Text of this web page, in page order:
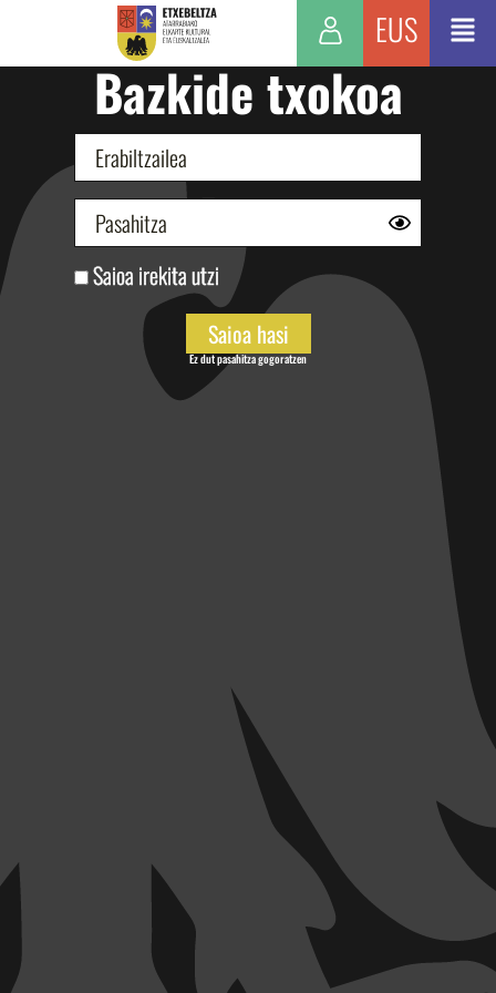
EUS
Bazkide txokoa
Saioa irekita utzi
Ez dut pasahitza gogoratzen